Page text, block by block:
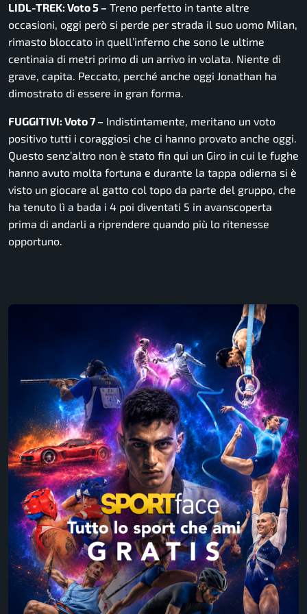
LIDL-TREK: Voto 5 – Treno perfetto in tante altre
occasioni, oggi però si perde per strada il suo uomo Milan,
rimasto bloccato in quell’inferno che sono le ultime
centinaia di metri primo di un arrivo in volata. Niente di
grave, capita. Peccato, perché anche oggi Jonathan ha
dimostrato di essere in gran forma.
FUGGITIVI: Voto 7 – Indistintamente, meritano un voto
positivo tutti i coraggiosi che ci hanno provato anche oggi.
Questo senz’altro non è stato fin qui un Giro in cui le fughe
hanno avuto molta fortuna e durante la tappa odierna si è
visto un giocare al gatto col topo da parte del gruppo, che
ha tenuto lì a bada i 4 poi diventati 5 in avanscoperta
prima di andarli a riprendere quando più lo ritenesse
opportuno.